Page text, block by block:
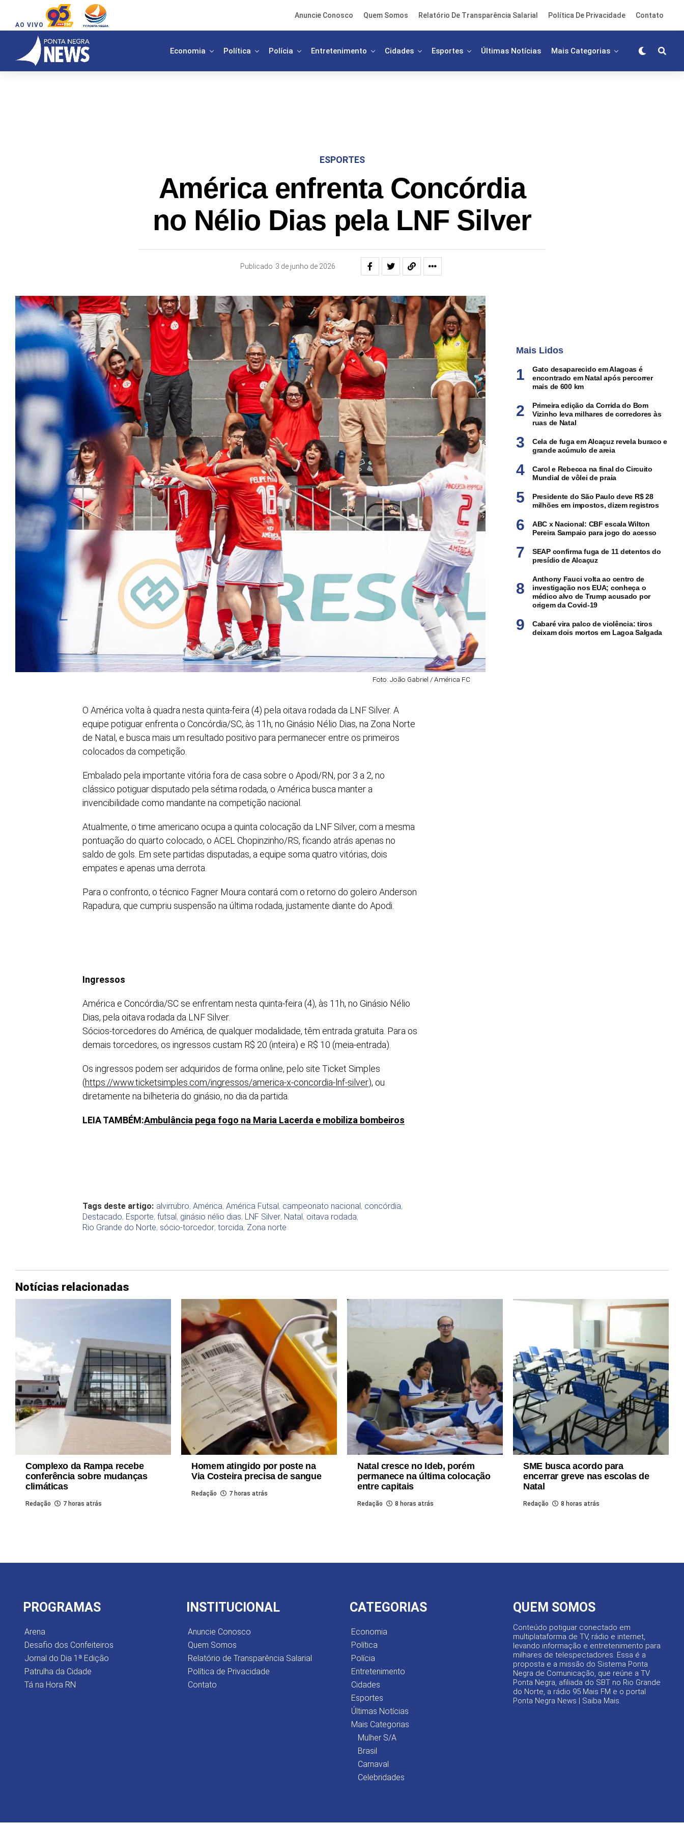
AO VIVO
Anuncie Conosco Quem Somos Relatório De Transparência Salarial Política De Privacidade Contato
Economia Política Polícia Entretenimento Cidades Esportes Últimas Notícias Mais Categorias
ESPORTES
América enfrenta Concórdia
no Nélio Dias pela LNF Silver
Publicado 3 de junho de 2026
Foto: João Gabriel / América FC
O América volta à quadra nesta quinta-feira (4) pela oitava rodada da LNF Silver. A
equipe potiguar enfrenta o Concórdia/SC, às 11h, no Ginásio Nélio Dias, na Zona Norte
de Natal, e busca mais um resultado positivo para permanecer entre os primeiros
colocados da competição.
Embalado pela importante vitória fora de casa sobre o Apodi/RN, por 3 a 2, no
clássico potiguar disputado pela sétima rodada, o América busca manter a
invencibilidade como mandante na competição nacional.
Atualmente, o time americano ocupa a quinta colocação da LNF Silver, com a mesma
pontuação do quarto colocado, o ACEL Chopinzinho/RS, ficando atrás apenas no
saldo de gols. Em sete partidas disputadas, a equipe soma quatro vitórias, dois
empates e apenas uma derrota.
Para o confronto, o técnico Fagner Moura contará com o retorno do goleiro Anderson
Rapadura, que cumpriu suspensão na última rodada, justamente diante do Apodi.
Ingressos
América e Concórdia/SC se enfrentam nesta quinta-feira (4), às 11h, no Ginásio Nélio
Dias, pela oitava rodada da LNF Silver.
Sócios-torcedores do América, de qualquer modalidade, têm entrada gratuita. Para os
demais torcedores, os ingressos custam R$ 20 (inteira) e R$ 10 (meia-entrada).
Os ingressos podem ser adquiridos de forma online, pelo site Ticket Simples
(https://www.ticketsimples.com/ingressos/america-x-concordia-lnf-silver), ou
diretamente na bilheteria do ginásio, no dia da partida.
LEIA TAMBÉM:Ambulância pega fogo na Maria Lacerda e mobiliza bombeiros
Tags deste artigo: alvirrubro, América, América Futsal , campeonato nacional , concórdia,
Destacado, Esporte, futsal , ginásio nélio dias, LNF Silver, Natal , oitava rodada,
Rio Grande do Norte, sócio-torcedor, torcida, Zona norte
Mais Lidos
Gato desaparecido em Alagoas é
encontrado em Natal após percorrer
mais de 600 km
Primeira edição da Corrida do Bom
Vizinho leva milhares de corredores às
ruas de Natal
Cela de fuga em Alcaçuz revela buraco e
grande acúmulo de areia
Carol e Rebecca na final do Circuito
Mundial de vôlei de praia
Presidente do São Paulo deve R$ 28
milhões em impostos, dizem registros
ABC x Nacional: CBF escala Wilton
Pereira Sampaio para jogo do acesso
SEAP confirma fuga de 11 detentos do
presídio de Alcaçuz
Anthony Fauci volta ao centro de
investigação nos EUA; conheça o
médico alvo de Trump acusado por
origem da Covid-19
Cabaré vira palco de violência: tiros
deixam dois mortos em Lagoa Salgada
Notícias relacionadas
Complexo da Rampa recebe
conferência sobre mudanças
climáticas
Redação 7 horas atrás
Homem atingido por poste na
Via Costeira precisa de sangue
Redação 7 horas atrás
Natal cresce no Ideb, porém
permanece na última colocação
entre capitais
Redação 8 horas atrás
SME busca acordo para
encerrar greve nas escolas de
Natal
Redação 8 horas atrás
PROGRAMAS
Arena
Desafio dos Confeiteiros
Jornal do Dia 1ª Edição
Patrulha da Cidade
Tá na Hora RN
INSTITUCIONAL
Anuncie Conosco
Quem Somos
Relatório de Transparência Salarial
Política de Privacidade
Contato
CATEGORIAS
Economia
Política
Polícia
Entretenimento
Cidades
Esportes
Últimas Notícias
Mais Categorias
Mulher S/A
Brasil
Carnaval
Celebridades
QUEM SOMOS
Conteúdo potiguar conectado em
multiplataforma de TV, rádio e internet,
levando informação e entretenimento para
milhares de telespectadores. Essa é a
proposta e a missão do Sistema Ponta
Negra de Comunicação, que reúne a TV
Ponta Negra, afiliada do SBT no Rio Grande
do Norte, a rádio 95 Mais FM e o portal
Ponta Negra News | Saiba Mais.